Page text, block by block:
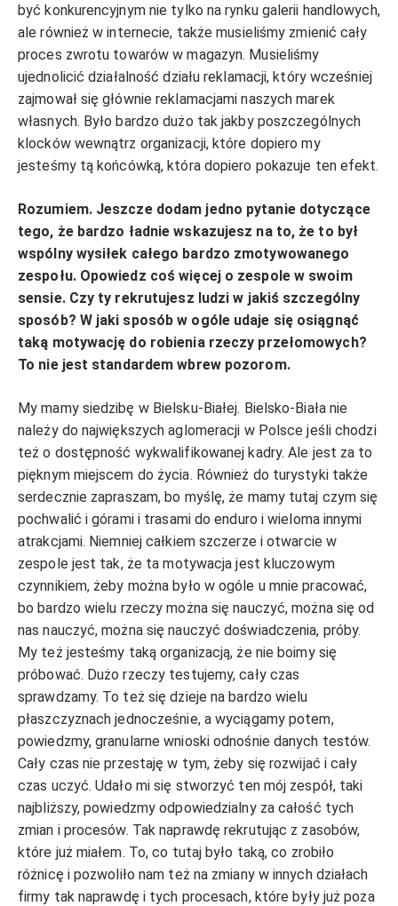
być konkurencyjnym nie tylko na rynku galerii handlowych,
ale również w internecie, także musieliśmy zmienić cały
proces zwrotu towarów w magazyn. Musieliśmy
ujednolicić działalność działu reklamacji, który wcześniej
zajmował się głównie reklamacjami naszych marek
własnych. Było bardzo dużo tak jakby poszczególnych
klocków wewnątrz organizacji, które dopiero my
jesteśmy tą końcówką, która dopiero pokazuje ten efekt.
Rozumiem. Jeszcze dodam jedno pytanie dotyczące
tego, że bardzo ładnie wskazujesz na to, że to był
wspólny wysiłek całego bardzo zmotywowanego
zespołu. Opowiedz coś więcej o zespole w swoim
sensie. Czy ty rekrutujesz ludzi w jakiś szczególny
sposób? W jaki sposób w ogóle udaje się osiągnąć
taką motywację do robienia rzeczy przełomowych?
To nie jest standardem wbrew pozorom.
My mamy siedzibę w Bielsku-Białej. Bielsko-Biała nie
należy do największych aglomeracji w Polsce jeśli chodzi
też o dostępność wykwalifikowanej kadry. Ale jest za to
pięknym miejscem do życia. Również do turystyki także
serdecznie zapraszam, bo myślę, że mamy tutaj czym się
pochwalić i górami i trasami do enduro i wieloma innymi
atrakcjami. Niemniej całkiem szczerze i otwarcie w
zespole jest tak, że ta motywacja jest kluczowym
czynnikiem, żeby można było w ogóle u mnie pracować,
bo bardzo wielu rzeczy można się nauczyć, można się od
nas nauczyć, można się nauczyć doświadczenia, próby.
My też jesteśmy taką organizacją, że nie boimy się
próbować. Dużo rzeczy testujemy, cały czas
sprawdzamy. To też się dzieje na bardzo wielu
płaszczyznach jednocześnie, a wyciągamy potem,
powiedzmy, granularne wnioski odnośnie danych testów.
Cały czas nie przestaję w tym, żeby się rozwijać i cały
czas uczyć. Udało mi się stworzyć ten mój zespół, taki
najbliższy, powiedzmy odpowiedzialny za całość tych
zmian i procesów. Tak naprawdę rekrutując z zasobów,
które już miałem. To, co tutaj było taką, co zrobiło
różnicę i pozwoliło nam też na zmiany w innych działach
firmy tak naprawdę i tych procesach, które były już poza